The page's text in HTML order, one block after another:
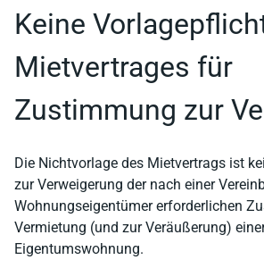
Keine
Mietvertrages für
Zustimmung zur
Die Nichtvorlage des Mietvertrags ist
zur Verweigerung der nach einer
Wohnungseigentümer erforderlichen
Vermietung (und zur Veräußerung)
Eigentumswohnung.